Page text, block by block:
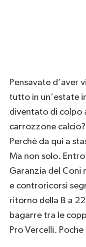
Pensavate d’aver
tutto in un’estate
diventato di colpo
carrozzone
Perché da qui a
Ma non solo.
Garanzia del Coni
e controricorsi
ritorno della B a
bagarre tra le
Pro Vercelli.